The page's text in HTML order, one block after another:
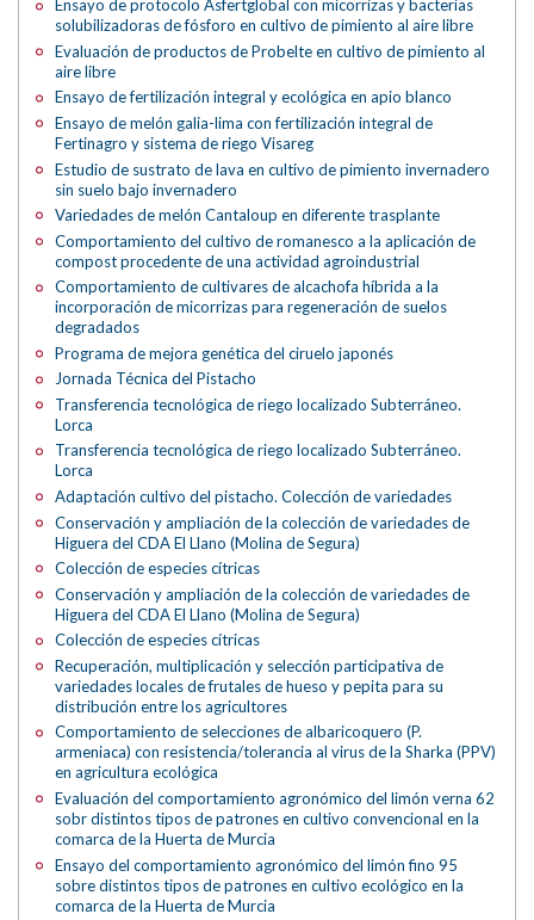
Ensayo de protocolo Asfertglobal con micorrizas y bacterias
solubilizadoras de fósforo en cultivo de pimiento al aire libre
Evaluación de productos de Probelte en cultivo de pimiento al
aire libre
Ensayo de fertilización integral y ecológica en apio blanco
Ensayo de melón galia-lima con fertilización integral de
Fertinagro y sistema de riego Visareg
Estudio de sustrato de lava en cultivo de pimiento invernadero
sin suelo bajo invernadero
Variedades de melón Cantaloup en diferente trasplante
Comportamiento del cultivo de romanesco a la aplicación de
compost procedente de una actividad agroindustrial
Comportamiento de cultivares de alcachofa híbrida a la
incorporación de micorrizas para regeneración de suelos
degradados
Programa de mejora genética del ciruelo japonés
Jornada Técnica del Pistacho
Transferencia tecnológica de riego localizado Subterráneo.
Lorca
Transferencia tecnológica de riego localizado Subterráneo.
Lorca
Adaptación cultivo del pistacho. Colección de variedades
Conservación y ampliación de la colección de variedades de
Higuera del CDA El Llano (Molina de Segura)
Colección de especies cítricas
Conservación y ampliación de la colección de variedades de
Higuera del CDA El Llano (Molina de Segura)
Colección de especies cítricas
Recuperación, multiplicación y selección participativa de
variedades locales de frutales de hueso y pepita para su
distribución entre los agricultores
Comportamiento de selecciones de albaricoquero (P.
armeniaca) con resistencia/tolerancia al virus de la Sharka (PPV)
en agricultura ecológica
Evaluación del comportamiento agronómico del limón verna 62
sobr distintos tipos de patrones en cultivo convencional en la
comarca de la Huerta de Murcia
Ensayo del comportamiento agronómico del limón fino 95
sobre distintos tipos de patrones en cultivo ecológico en la
comarca de la Huerta de Murcia